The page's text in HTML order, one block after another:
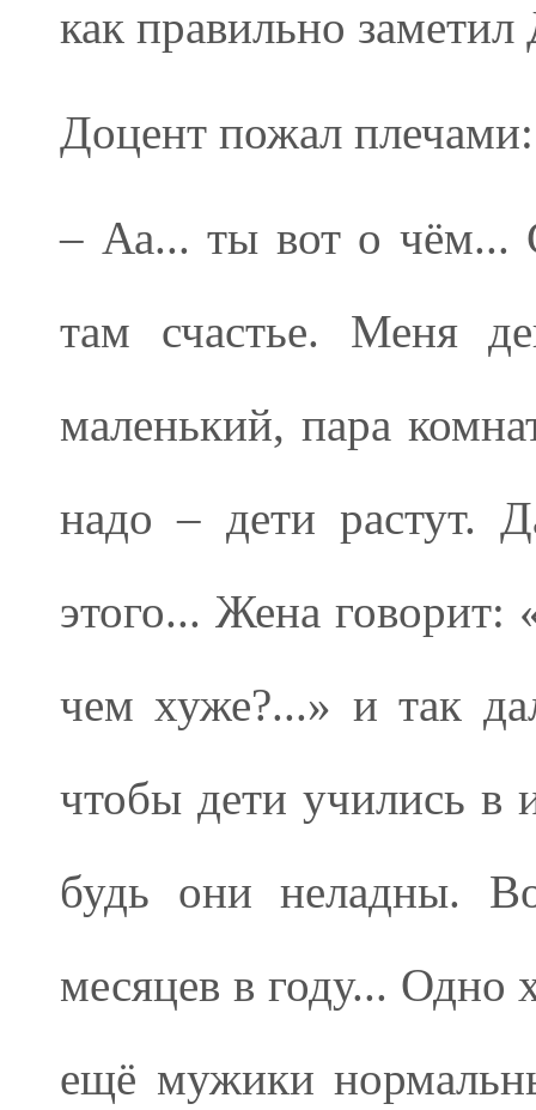
как правильно заметил
Доцент пожал плечами:
– Аа... ты вот о чём...
там счастье. Меня
маленький, пара
надо – дети растут.
этого... Жена
чем хуже?...» и так
чтобы дети учились в
будь они неладны.
месяцев в году...
ещё мужики